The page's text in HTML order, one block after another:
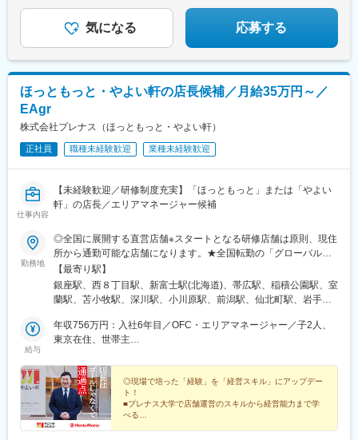
対策：敷地内全面禁煙
永駅、富士山駅、中滑川駅、下奥井駅、高岡駅、東新庄駅、野町
駅、内灘駅、丸岡駅、武生駅、花堂駅、岡谷駅、長野駅、上田
駅、臼田駅、北松本駅、大垣駅、茶所駅、高山駅、静岡駅、沼津
勢駅、玉垣駅、中川原駅、茅町駅、田村駅、南草津駅、栗東駅、
河瀬駅、元田中駅、丹波口駅、小野駅(京都府)、ケーブル八幡宮山
府)、西舞子駅、東二見駅、広畑駅、高速長田駅、西明石駅、天理
文路駅、松江しんじ湖温泉駅、門田屋敷駅、新倉敷駅、瀬戸駅、
法界院駅、茶屋町駅、西片上駅、防府駅、丸尾駅、新南陽駅、府
寺駅、波川駅、中村駅、東新木駅、川之江駅、高砂町駅、新居浜
駅、東比恵駅、高宮駅(福岡県)、九州工大前駅、西新駅、徳力嵐山
保中央駅、肥前長田駅、健軍町駅、新八代駅、武蔵塚駅、鶴崎
駅、別府大学駅、高城駅、宮崎神宮駅、西都城駅、日向市駅、高
尾野駅、天文館通駅、騎射場駅、白石駅(函館本線)、自衛隊前駅、
さっぽろ駅、千歳駅(北海道)、勾当台公園駅、六丁の目駅、荒川沖
駅、偕楽園駅、勝田駅、野州平川駅、佐野市駅、東武宇都宮駅、
線)、大森台駅、高円寺駅、中野駅(東京都)、新宿駅(東京メトロ)、
駒沢大学駅、表参道駅、大森駅(東京都)、湯島駅、末広町駅(東京
駅、狐ケ崎駅、浜松駅、磐田駅、池下駅、丸の内駅(愛知県)、小幡
駅、泊駅(三重県)、亀田駅、寺尾駅、呉羽駅、片原町駅(富山県)、
野々市駅(ＩＲいしかわ鉄道線)、小松駅、磯部駅(石川県)、ベル前
駅、鯖江駅、越前新保駅、広丘駅、川中島駅、ひこね芹川駅、八
日市駅、五条駅(京都市営)、烏丸御池駅、近鉄日本橋駅、江坂駅、
気になる 応募する
ほっともっと・やよい軒の店長候補／月給35万円～／
EAgr
株式会社プレナス（ほっともっと・やよい軒）
正社員 職種未経験歓迎 業種未経験歓迎
仕事内容
【未経験歓迎／研修制度充実】「ほっともっと」または「やよい
軒」の店長／エリアマネージャー候補
勤務地
◎全国に展開する直営店舗※スタートとなる研修店舗は原則、現住
所から通勤可能な店舗になります。★全国転勤の「グローバルコ
ース」、地域限定の「リージョナルコース」から希望のキャリア
を選択可能！勤務地については以下の通りです。【グローバルコ
ース】事業展開エリア全域が勤務地の対象となり、その中での転
エリア内のみ勤務地となります。（エリア内で転居を伴う転勤の
可能性あり）下記エリアから選択可能・北海道エリア／北海道・
／茨城・栃木・群馬・千葉・埼玉・東京・神奈川・中部エリア／
山梨・長野・静岡・新潟・愛知・岐阜・富山・石川・福井・関西
エリア／滋賀・京都・大阪・奈良・和歌山・兵庫・三重・中国四
国エリア／鳥取・島根・岡山・広島・山口・香川・徳島・高知・
愛媛・九州エリア／福岡・佐賀・長崎・熊本・大分・宮崎・鹿児
【最寄り駅】
銀座駅、西８丁目駅、新富士駅(北海道)、帯広駅、稲積公園駅、室
蘭駅、苫小牧駅、深川駅、小川原駅、前潟駅、仙北町駅、岩手飯
形駅、酒田駅、安積永盛駅、喜久田駅、新白河駅、白河駅、いわ
き駅、日和田駅、東宿郷駅、新鹿沼駅、合戦場駅、足利駅、北高
三条駅、分水駅、北坂戸駅、南与野駅、大宮駅(埼玉県)、南鳩ケ谷
駅、北春日部駅、笠幡駅、獨協大学前駅、鷲宮駅、東松山駅、熊
谷駅、三ノ輪駅、地下鉄赤塚駅、不動前駅、経堂駅、茅場町駅、
船堀駅、糀谷駅、梅島駅、赤土小学校前駅、ちはら台駅、浦安駅
(千葉県)、小倉台駅、元山駅(千葉県)、愛甲石田駅、茅ケ崎駅、岸
給与
年収756万円：入社6年目／OFC・エリアマネージャー／子2人、
東京在住、世帯主
大阪在住、世帯主
◎現場で培った「経験」を「経営スキル」にアップデー
ト！
■プレナス大学で店舗運営のスキルから経営能力まで学
べる